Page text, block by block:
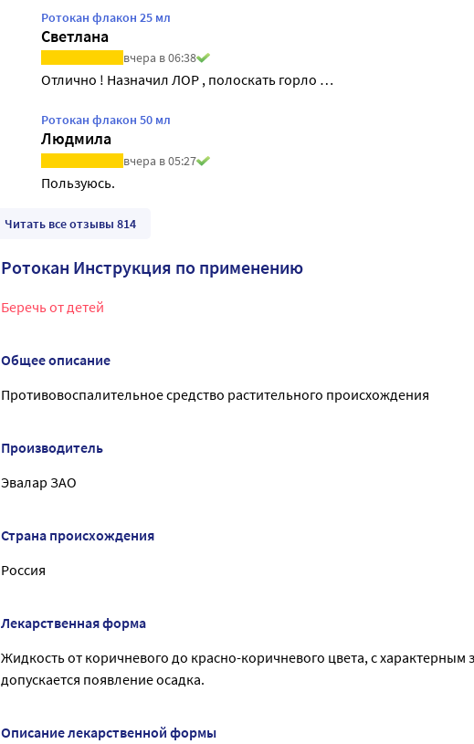
Ротокан флакон 25 мл
Светлана
вчера в 06:38
Отлично ! Назначил ЛОР , полоскать горло …
Ротокан флакон 50 мл
Людмила
вчера в 05:27
Пользуюсь.
Читать все отзывы 814
Ротокан Инструкция по применению
Беречь от детей
Общее описание
Противовоспалительное средство растительного происхождения
Производитель
Эвалар ЗАО
Страна происхождения
Россия
Лекарственная форма
Жидкость от коричневого до красно-коричневого цвета, с характерным
допускается появление осадка.
Описание лекарственной формы